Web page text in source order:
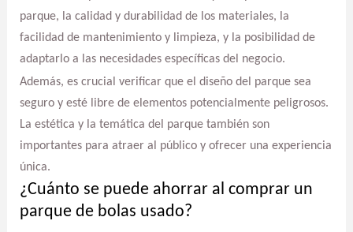
parque, la calidad y durabilidad de los materiales, la
facilidad de mantenimiento y limpieza, y la posibilidad de
adaptarlo a las necesidades específicas del negocio.
Además, es crucial verificar que el diseño del parque sea
seguro y esté libre de elementos potencialmente peligrosos.
La estética y la temática del parque también son
importantes para atraer al público y ofrecer una experiencia
única.
¿Cuánto se puede ahorrar al comprar un
parque de bolas usado?